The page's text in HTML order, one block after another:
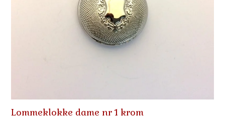
Lommeklokke dame nr 1 krom